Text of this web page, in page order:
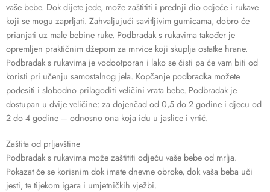
vaše bebe. Dok dijete jede, može zaštititi i prednji dio odjeće i rukave
koji se mogu zaprljati. Zahvaljujući savitljivim gumicama, dobro će
prianjati uz male bebine ruke. Podbradak s rukavima također je
opremljen praktičnim džepom za mrvice koji skuplja ostatke hrane.
Podbradak s rukavima je vodootporan i lako se čisti pa će vam biti od
koristi pri učenju samostalnog jela. Kopčanje podbradka možete
podesiti i slobodno prilagoditi veličini vrata bebe. Podbradak je
dostupan u dvije veličine: za dojenčad od 0,5 do 2 godine i djecu od
2 do 4 godine – odnosno ona koja idu u jaslice i vrtić.
Zaštita od prljavštine
Podbradak s rukavima može zaštititi odjeću vaše bebe od mrlja.
Pokazat će se korisnim dok imate dnevne obroke, dok vaša beba uči
jesti, te tijekom igara i umjetničkih vježbi.